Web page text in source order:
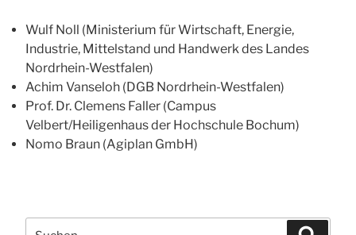
Wulf Noll (Ministerium für Wirtschaft, Energie,
Industrie, Mittelstand und Handwerk des Landes
Nordrhein-Westfalen)
Achim Vanseloh (DGB Nordrhein-Westfalen)
Prof. Dr. Clemens Faller (Campus
Velbert/Heiligenhaus der Hochschule Bochum)
Nomo Braun (Agiplan GmbH)